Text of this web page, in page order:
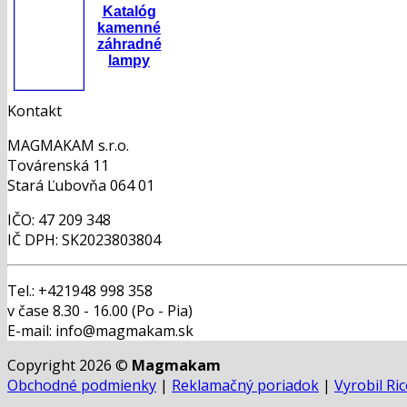
Katalóg
kamenné
záhradné
lampy
Kontakt
MAGMAKAM s.r.o.
Továrenská 11
Stará Ľubovňa 064 01
IČO: 47 209 348
IČ DPH: SK2023803804
Tel.: +421948 998 358
v čase 8.30 - 16.00 (Po - Pia)
E-mail: info@magmakam.sk
Copyright 2026 © Magmakam
Obchodné podmienky | Reklamačný poriadok | Vyrobil